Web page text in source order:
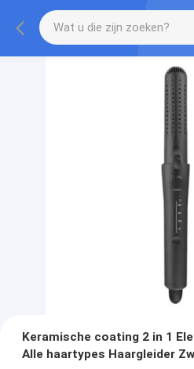
Keramische coating 2 in 1
Alle haartypes Haargleider